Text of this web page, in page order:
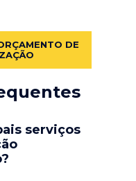
DE
serviços